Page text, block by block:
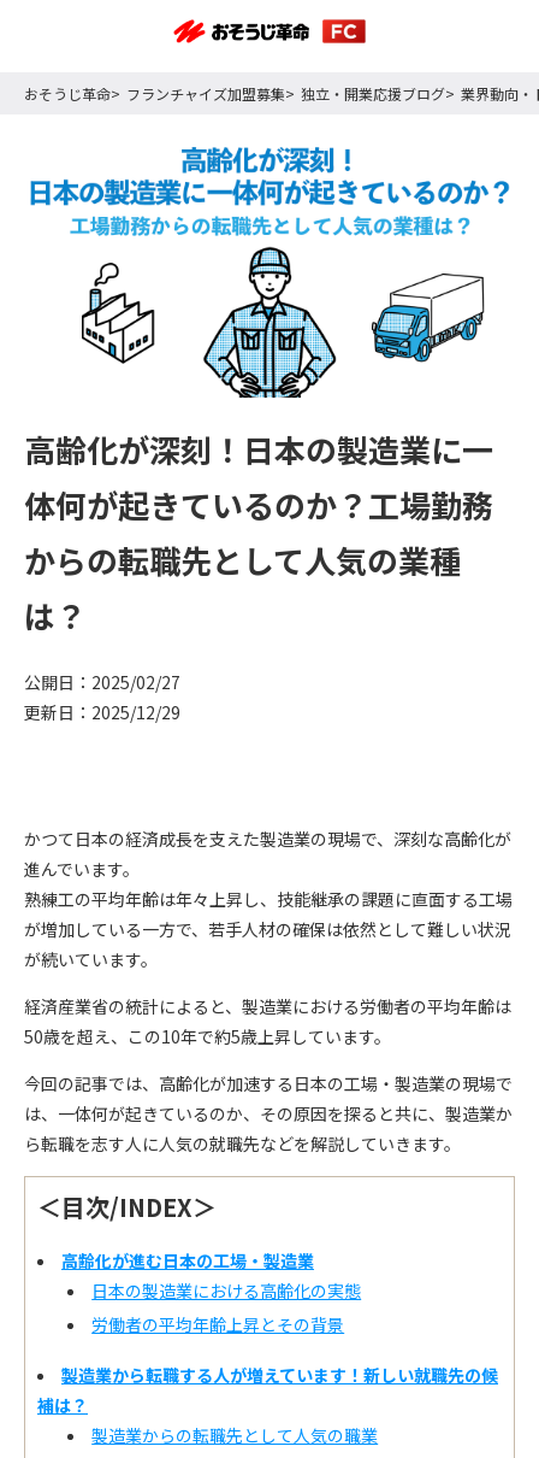
おそうじ革命 フランチャイズ加盟募集 独立・開業応援ブログ 業界動向・
高齢化が深刻！日本の製造業に一
体何が起きているのか？工場勤務
からの転職先として人気の業種
は？
公開日：2025/02/27
更新日：2025/12/29
かつて日本の経済成長を支えた製造業の現場で、深刻な高齢化が
進んでいます。
熟練工の平均年齢は年々上昇し、技能継承の課題に直面する工場
が増加している一方で、若手人材の確保は依然として難しい状況
が続いています。
経済産業省の統計によると、製造業における労働者の平均年齢は
50歳を超え、この10年で約5歳上昇しています。
今回の記事では、高齢化が加速する日本の工場・製造業の現場で
は、一体何が起きているのか、その原因を探ると共に、製造業か
ら転職を志す人に人気の就職先などを解説していきます。
＜目次/INDEX＞
高齢化が進む日本の工場・製造業
日本の製造業における高齢化の実態
労働者の平均年齢上昇とその背景
製造業から転職する人が増えています！新しい就職先の候
補は？
製造業からの転職先として人気の職業